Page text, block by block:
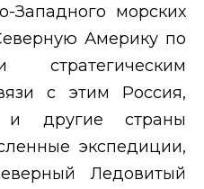
Западного морских
Америку по
стратегическим
с этим Россия,
и другие страны
экспедиции,
Ледовитый